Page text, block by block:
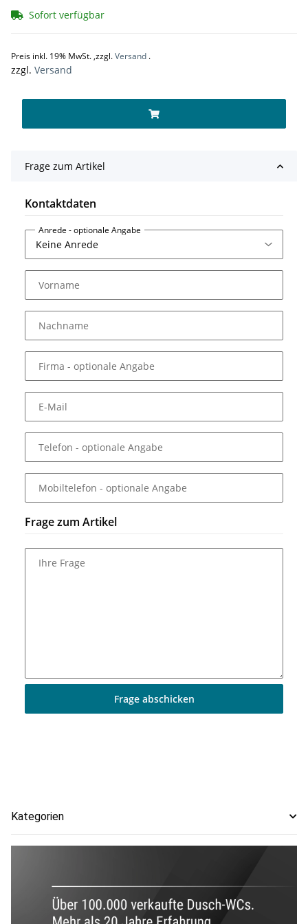
Sofort verfügbar
Preis inkl. 19% MwSt. ,zzgl.Versand .
zzgl. Versand
Frage zum Artikel
Kontaktdaten
Anrede - optionale Angabe
Vorname
Nachname
Firma - optionale Angabe
E-Mail
Telefon - optionale Angabe
Mobiltelefon - optionale Angabe
Frage zum Artikel
Ihre Frage
Frage abschicken
Kategorien